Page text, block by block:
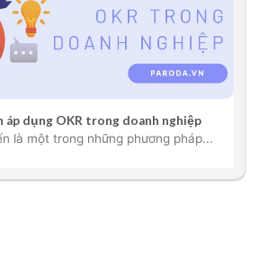
áp dụng OKR trong doanh nghiệp
là một trong những phương pháp...